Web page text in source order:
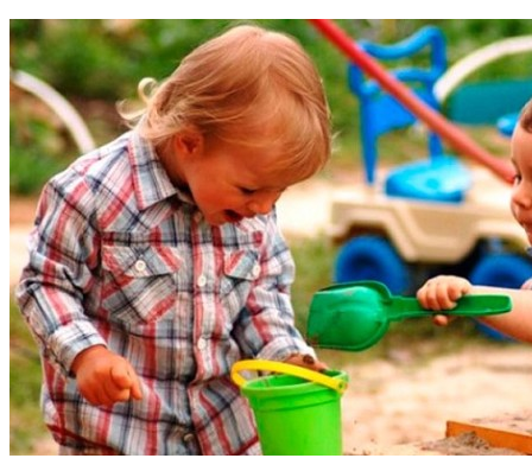
Як підготувати дитину до
навчального року? Поради
лікаря батькам
Поради багатодітної мами:
особистісний розвиток в
декреті